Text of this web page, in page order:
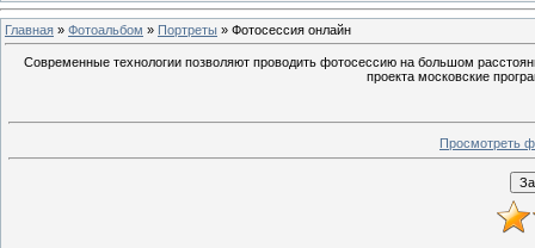
Главная » Фотоальбом » Портреты » Фотосессия онлайн
Современные технологии позволяют проводить фотосессию на большом
проекта московские
Просмотреть